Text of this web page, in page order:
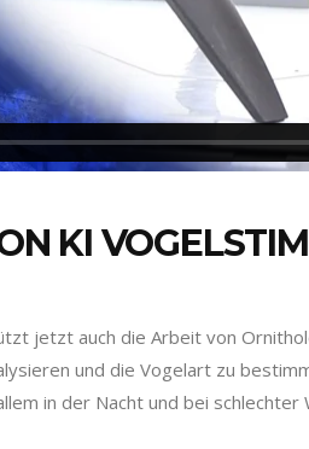
KI
jetzt auch die Arbeit von
und die Vogelart zu
in der Nacht und bei schlechter